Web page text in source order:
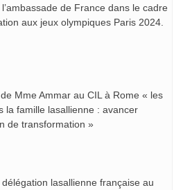
de France dans le cadre
aux jeux olympiques Paris 2024.
Mme Ammar au CIL à Rome « les
la famille lasallienne : avancer
de transformation »
lasallienne française au